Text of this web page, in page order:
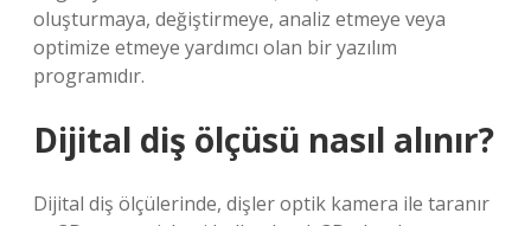
oluşturmaya, değiştirmeye, analiz etmeye veya
optimize etmeye yardımcı olan bir yazılım
programıdır.
Dijital diş ölçüsü nasıl alınır?
Dijital diş ölçülerinde, dişler optik kamera ile taranır